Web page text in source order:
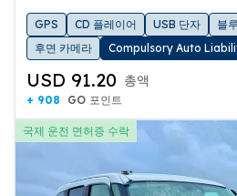
GPS CD 플레이어 USB 단자 블
후면 카메라
Compulsory Auto
USD 91.20 총액
+ 908 GO 포인트
국제 운전 면허증 수락